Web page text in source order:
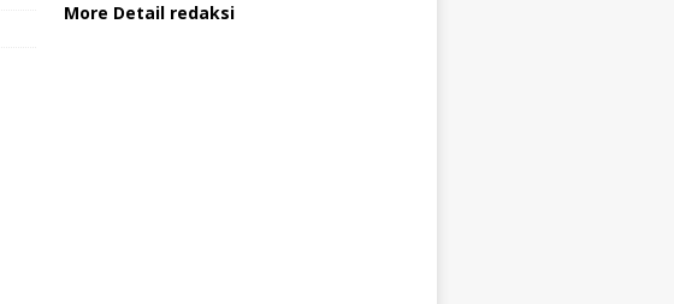
More Detail redaksi